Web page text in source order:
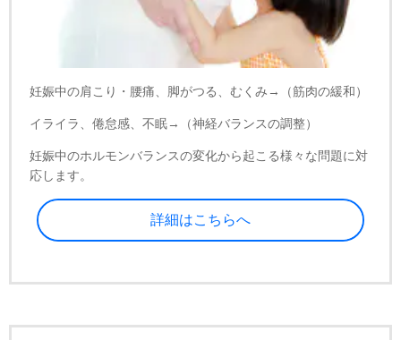
妊娠中の肩こり・腰痛、脚がつる、むくみ→（筋肉の緩和）
イライラ、倦怠感、不眠→（神経バランスの調整）
妊娠中のホルモンバランスの変化から起こる様々な問題に対
応します。
詳細はこちらへ